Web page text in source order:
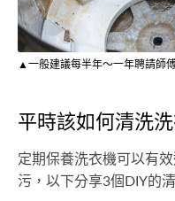
▲一般建議每半年～一年聘請師
平時該如何清洗洗
定期保養洗衣機可以有
污，以下分享3個DIY的